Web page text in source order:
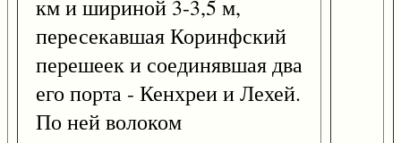
км и шириной 3-3,5 м,
пересекавшая Коринфский
перешеек и соединявшая два
его порта - Кенхреи и Лехей.
По ней волоком